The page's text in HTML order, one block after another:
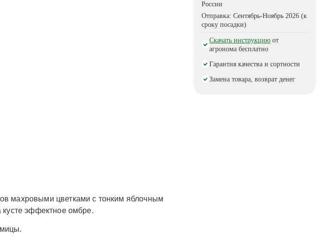
России
Отправка:Сентябрь-Ноябрь 2026 (к
сроку посадки)
Скачать инструкцию от
агронома бесплатно
Гарантия качества и сортности
Замена товара, возврат денег
махровыми цветками с тонким яблочным
кусте эффектное омбре.